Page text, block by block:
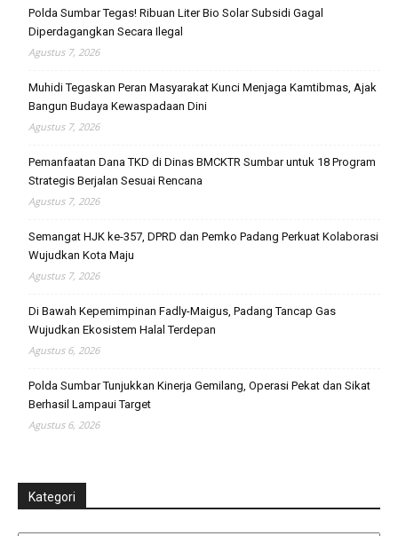
Polda Sumbar Tegas! Ribuan Liter Bio Solar Subsidi Gagal
Diperdagangkan Secara Ilegal
Agustus 7, 2026
Muhidi Tegaskan Peran Masyarakat Kunci Menjaga Kamtibmas, Ajak
Bangun Budaya Kewaspadaan Dini
Agustus 7, 2026
Pemanfaatan Dana TKD di Dinas BMCKTR Sumbar untuk 18 Program
Strategis Berjalan Sesuai Rencana
Agustus 7, 2026
Semangat HJK ke-357, DPRD dan Pemko Padang Perkuat Kolaborasi
Wujudkan Kota Maju
Agustus 7, 2026
Di Bawah Kepemimpinan Fadly-Maigus, Padang Tancap Gas
Wujudkan Ekosistem Halal Terdepan
Agustus 6, 2026
Polda Sumbar Tunjukkan Kinerja Gemilang, Operasi Pekat dan Sikat
Berhasil Lampaui Target
Agustus 6, 2026
Kategori
Kategori